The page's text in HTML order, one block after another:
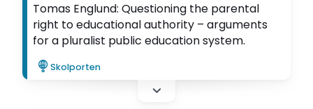
Tomas Englund: Questioning the parental
right to educational authority – arguments
for a pluralist public education system.
Skolporten